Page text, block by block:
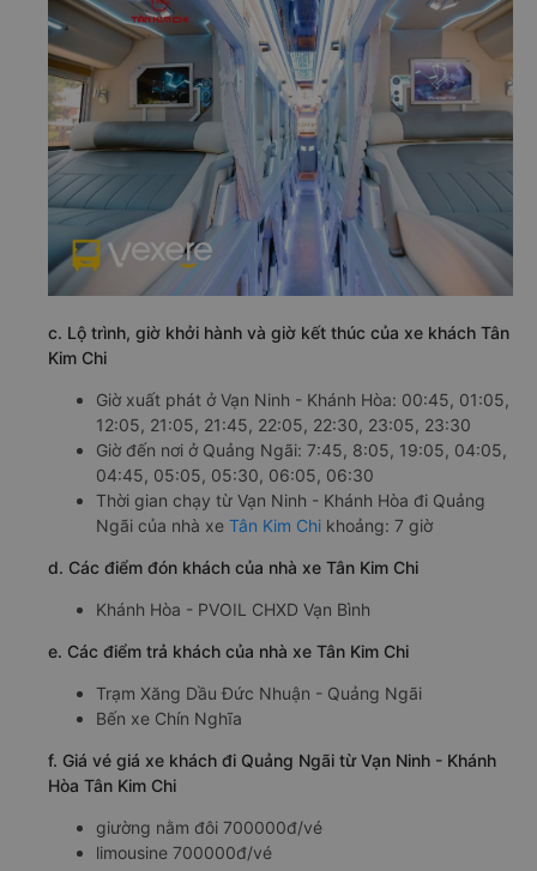
c. Lộ trình, giờ khởi hành và giờ kết thúc của xe khách Tân
Kim Chi
Giờ xuất phát ở Vạn Ninh - Khánh Hòa: 00:45, 01:05,
12:05, 21:05, 21:45, 22:05, 22:30, 23:05, 23:30
Giờ đến nơi ở Quảng Ngãi: 7:45, 8:05, 19:05, 04:05,
04:45, 05:05, 05:30, 06:05, 06:30
Thời gian chạy từ Vạn Ninh - Khánh Hòa đi Quảng
Ngãi của nhà xe Tân Kim Chi khoảng: 7 giờ
d. Các điểm đón khách của nhà xe Tân Kim Chi
Khánh Hòa - PVOIL CHXD Vạn Bình
e. Các điểm trả khách của nhà xe Tân Kim Chi
Trạm Xăng Dầu Đức Nhuận - Quảng Ngãi
Bến xe Chín Nghĩa
f. Giá vé giá xe khách đi Quảng Ngãi từ Vạn Ninh - Khánh
Hòa Tân Kim Chi
giường nằm đôi 700000đ/vé
limousine 700000đ/vé